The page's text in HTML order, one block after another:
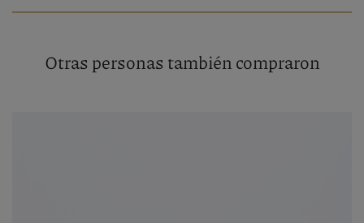
Otras personas también compraron